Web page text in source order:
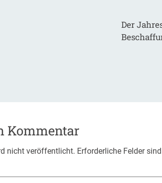
Der
Kommentar
nicht veröffentlicht. Erforderliche Felder